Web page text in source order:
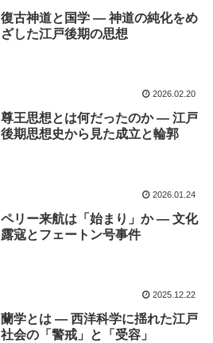
復古神道と国学 ― 神道の純化をめ
ざした江戸後期の思想
2026.02.20
尊王思想とは何だったのか ― 江戸
後期思想史から見た成立と輪郭
2026.01.24
ペリー来航は「始まり」か ― 文化
露寇とフェートン号事件
2025.12.22
蘭学とは ― 西洋科学に揺れた江戸
社会の「警戒」と「受容」